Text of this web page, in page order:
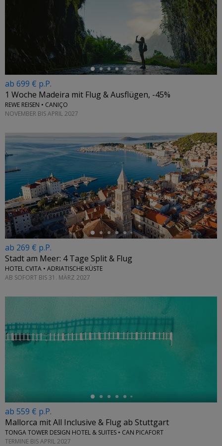
ab 699 € p.P.
1 Woche Madeira mit Flug & Ausflügen, -45%
REWE REISEN • CANIÇO
NOVEMBER BIS APRIL 2027
←
ab 269 € p.P.
Stadt am Meer: 4 Tage Split & Flug
HOTEL CVITA • ADRIATISCHE KÜSTE
AB SOFORT BIS 31. MÄRZ 2027
←
ab 559 € p.P.
Mallorca mit All Inclusive & Flug ab Stuttgart
TONGA TOWER DESIGN HOTEL & SUITES • CAN PICAFORT
TERMINE BIS APRIL 2027